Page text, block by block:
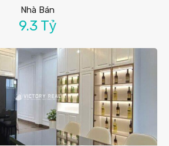
Nhà Bán
9.3 Tỷ